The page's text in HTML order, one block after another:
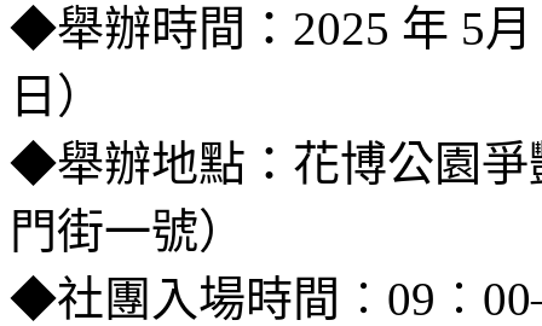
◆舉辦時間：2025 年 5
日）
◆舉辦地點：花博公園爭
門街一號）
◆社團入場時間